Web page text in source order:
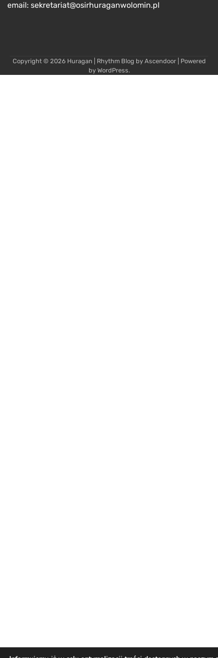
email: sekretariat@osirhuraganwolomin.pl
Copyright © 2026 Huragan | Rhythm Blog by Ascendoor| Powered
by WordPress.